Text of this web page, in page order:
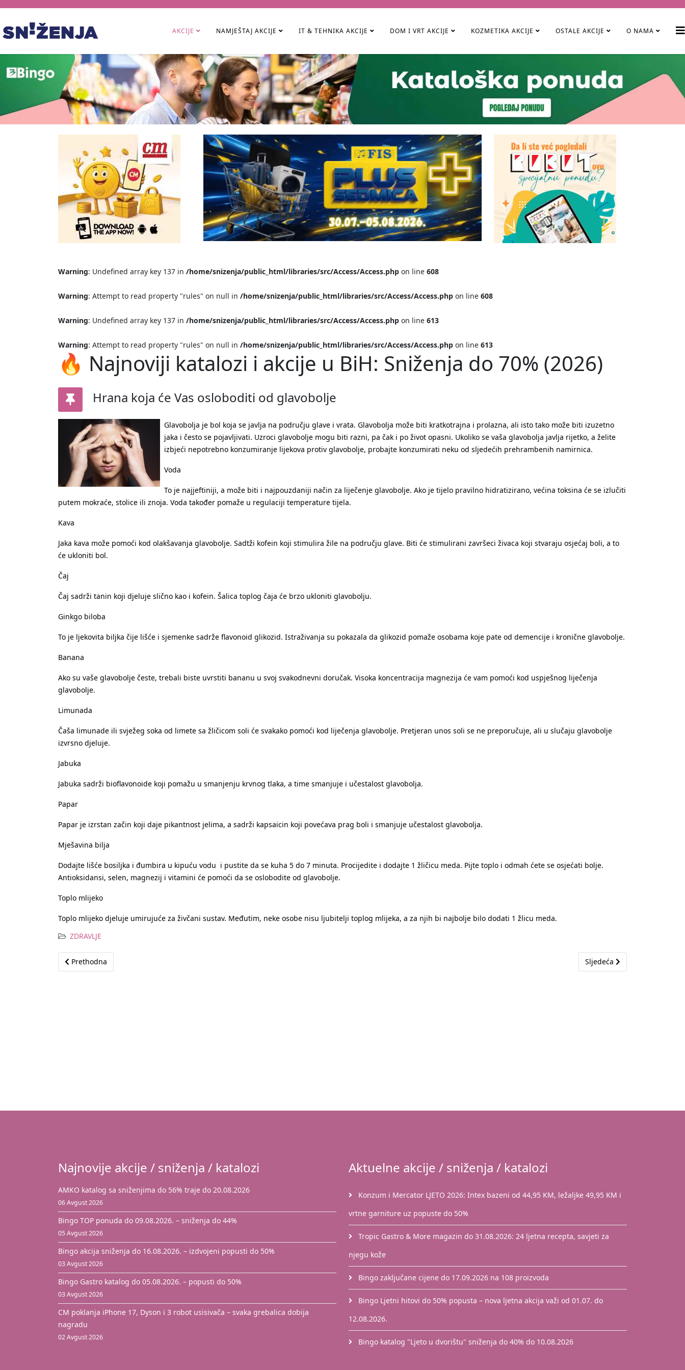
AKCIJE NAMJEŠTAJ AKCIJE IT & TEHNIKA AKCIJE DOM I VRT AKCIJE KOZMETIKA AKCIJE OSTALE AKCIJE O NAMA
Warning: Undefined array key 137 in /home/snizenja/public_html/libraries/src/Access/Access.php on line 608
Warning: Attempt to read property "rules" on null in /home/snizenja/public_html/libraries/src/Access/Access.php on line 608
Warning: Undefined array key 137 in /home/snizenja/public_html/libraries/src/Access/Access.php on line 613
Warning: Attempt to read property "rules" on null in /home/snizenja/public_html/libraries/src/Access/Access.php on line 613
🔥 Najnoviji katalozi i akcije u BiH: Sniženja do 70% (2026)
Hrana koja će Vas osloboditi od glavobolje
Glavobolja je bol koja se javlja na području glave i vrata. Glavobolja može biti kratkotrajna i prolazna, ali isto tako može biti izuzetno
jaka i često se pojavljivati. Uzroci glavobolje mogu biti razni, pa čak i po život opasni. Ukoliko se vaša glavobolja javlja rijetko, a želite
izbjeći nepotrebno konzumiranje lijekova protiv glavobolje, probajte konzumirati neku od sljedećih prehrambenih namirnica.
Voda
To je najjeftiniji, a može biti i najpouzdaniji način za liječenje glavobolje. Ako je tijelo pravilno hidratizirano, većina toksina će se izlučiti
putem mokraće, stolice ili znoja. Voda također pomaže u regulaciji temperature tijela.
Kava
Jaka kava može pomoći kod olakšavanja glavobolje. Sadtži kofein koji stimulira žile na području glave. Biti će stimulirani završeci živaca koji stvaraju osjećaj boli, a to
će ukloniti bol.
Čaj
Čaj sadrži tanin koji djeluje slično kao i kofein. Šalica toplog čaja će brzo ukloniti glavobolju.
Ginkgo biloba
To je ljekovita biljka čije lišće i sjemenke sadrže flavonoid glikozid. Istraživanja su pokazala da glikozid pomaže osobama koje pate od demencije i kronične glavobolje.
Banana
Ako su vaše glavobolje česte, trebali biste uvrstiti bananu u svoj svakodnevni doručak. Visoka koncentracija magnezija će vam pomoći kod uspješnog liječenja
glavobolje.
Limunada
Čaša limunade ili svježeg soka od limete sa žličicom soli će svakako pomoći kod liječenja glavobolje. Pretjeran unos soli se ne preporučuje, ali u slučaju glavobolje
izvrsno djeluje.
Jabuka
Jabuka sadrži bioflavonoide koji pomažu u smanjenju krvnog tlaka, a time smanjuje i učestalost glavobolja.
Papar
Papar je izrstan začin koji daje pikantnost jelima, a sadrži kapsaicin koji povećava prag boli i smanjuje učestalost glavobolja.
Mješavina bilja
Dodajte lišće bosiljka i đumbira u kipuću vodu i pustite da se kuha 5 do 7 minuta. Procijedite i dodajte 1 žličicu meda. Pijte toplo i odmah ćete se osjećati bolje.
Antioksidansi, selen, magnezij i vitamini će pomoći da se oslobodite od glavobolje.
Toplo mlijeko
Toplo mlijeko djeluje umirujuće za živčani sustav. Međutim, neke osobe nisu ljubitelji toplog mlijeka, a za njih bi najbolje bilo dodati 1 žlicu meda.
ZDRAVLJE
Prethodni članak: Ovo bi trebali izbjegavati u širokom luku
Prethodna Sljedeći članak: Kako
Sljedeća
Najnovije akcije / sniženja / katalozi
AMKO katalog sa sniženjima do 56% traje do 20.08.2026
06 Avgust 2026
Bingo TOP ponuda do 09.08.2026. – sniženja do 44%
05 Avgust 2026
Bingo akcija sniženja do 16.08.2026. – izdvojeni popusti do 50%
03 Avgust 2026
Bingo Gastro katalog do 05.08.2026. – popusti do 50%
03 Avgust 2026
CM poklanja iPhone 17, Dyson i 3 robot usisivača – svaka grebalica dobija
nagradu
02 Avgust 2026
Aktuelne akcije / sniženja / katalozi
Konzum i Mercator LJETO 2026: Intex bazeni od 44,95 KM, ležaljke 49,95 KM i
vrtne garniture uz popuste do 50%
Tropic Gastro & More magazin do 31.08.2026: 24 ljetna recepta, savjeti za
njegu kože
Bingo zaključane cijene do 17.09.2026 na 108 proizvoda
Bingo Ljetni hitovi do 50% popusta – nova ljetna akcija važi od 01.07. do
12.08.2026.
Bingo katalog "Ljeto u dvorištu" sniženja do 40% do 10.08.2026